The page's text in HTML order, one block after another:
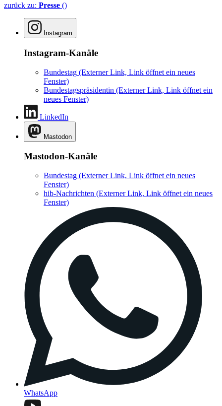
zurück zu: Presse ()
Instagram
Instagram-Kanäle
Bundestag (Externer Link, Link öffnet ein neues
Fenster)
Bundestagspräsidentin (Externer Link, Link öffnet ein
neues Fenster)
LinkedIn
Mastodon
Mastodon-Kanäle
Bundestag (Externer Link, Link öffnet ein neues
Fenster)
hib-Nachrichten (Externer Link, Link öffnet ein neues
Fenster)
WhatsApp